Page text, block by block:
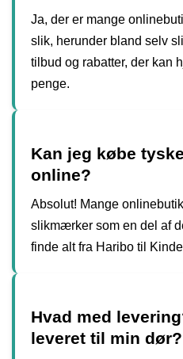
Ja, der er mange
slik, herunder bland selv
tilbud og rabatter, der kan
penge.
Kan jeg købe
online?
Absolut! Mange
slikmærker som en del af
finde alt fra Haribo til
Hvad med
leveret til min dør?